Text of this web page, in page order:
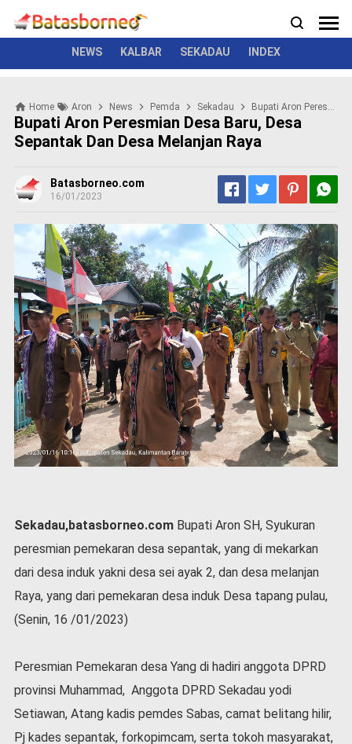
N
e
s
o
l
i
k
r
m
i
n
a
l
P
e
m
e
r
i
n
S
e
e
m
n
a
l
a
NEWS KALBAR SEKADAU INDEX
News Kriminal Seremonial
Home Aron News Pemda Sekadau Bupati Aron Peresmian Desa Baru, Desa Sepantak Dan Desa melanjan Raya
Bupati Aron Peresmian Desa Baru, Desa
Sepantak Dan Desa Melanjan Raya
Batasborneo.com
16/01/2023
Sekadau,batasborneo.com Bupati Aron SH, Syukuran
peresmian pemekaran desa sepantak, yang di mekarkan
dari desa induk yakni desa sei ayak 2, dan desa melanjan
Raya, yang dari pemekaran desa induk Desa tapang pulau,
(Senin, 16 /01/2023)
Peresmian Pemekaran desa Yang di hadiri anggota DPRD
provinsi Muhammad, Anggota DPRD Sekadau yodi
Setiawan, Atang kadis pemdes Sabas, camat belitang hilir,
Pj kades sepantak, forkopimcam, serta tokoh masyarakat,